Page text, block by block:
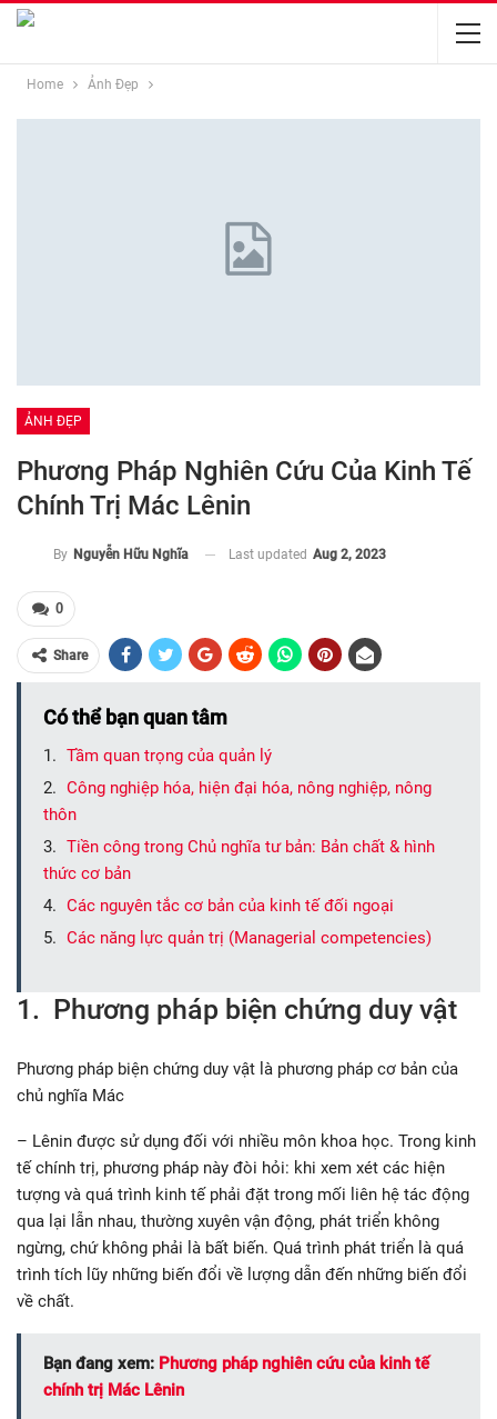
Home Ảnh Đẹp
ẢNH ĐẸP
Phương Pháp Nghiên Cứu Của Kinh Tế
Chính Trị Mác Lênin
By Nguyễn Hữu Nghĩa Last updated Aug 2, 2023
0
Share
Có thể bạn quan tâm
Tầm quan trọng của quản lý
Công nghiệp hóa, hiện đại hóa, nông nghiệp, nông
thôn
Tiền công trong Chủ nghĩa tư bản: Bản chất & hình
thức cơ bản
Các nguyên tắc cơ bản của kinh tế đối ngoại
Các năng lực quản trị (Managerial competencies)
1. Phương pháp biện chứng duy vật
Phương pháp biện chứng duy vật là phương pháp cơ bản của
chủ nghĩa Mác
– Lênin được sử dụng đối với nhiều môn khoa học. Trong kinh
tế chính trị, phương pháp này đòi hỏi: khi xem xét các hiện
tượng và quá trình kinh tế phải đặt trong mối liên hệ tác động
qua lại lẫn nhau, thường xuyên vận động, phát triển không
ngừng, chứ không phải là bất biến. Quá trình phát triển là quá
trình tích lũy những biến đổi về lượng dẫn đến những biến đổi
về chất.
Bạn đang xem: Phương pháp nghiên cứu của kinh tế
chính trị Mác Lênin